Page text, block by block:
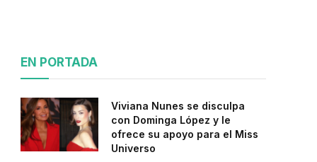
EN PORTADA
Viviana Nunes se disculpa
con Dominga López y le
ofrece su apoyo para el Miss
Universo